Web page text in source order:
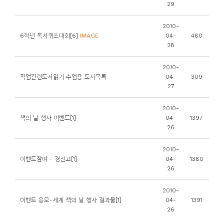
29
6학년 독서퀴즈대회[6] IMAGE
2010-
04-
28
480
직업관련도서읽기 수업용 도서목록
2010-
04-
27
309
책의 날 행사 이벤트[1]
2010-
04-
26
1397
이벤트참여 - 경신고[1]
2010-
04-
26
1380
이벤트 응모-세계 책의 날 행사 결과물[1]
2010-
04-
26
1391